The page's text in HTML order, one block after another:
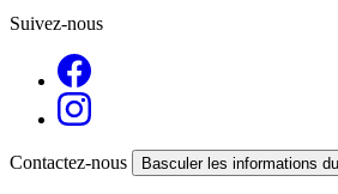
Suivez-nous
Contactez-nous Basculer les informations